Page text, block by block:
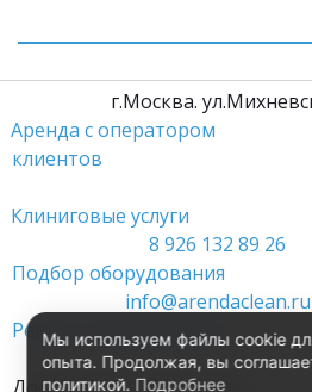
Аренда с оператором
клиентов
Клиниговые услуги
8 926 132 89 26
Подбор оборудования
info@arendaclean.ru
Ремонт оборудования
Мы используем файлы cookie
опыта. Продолжая, вы
политикой. Подробнее